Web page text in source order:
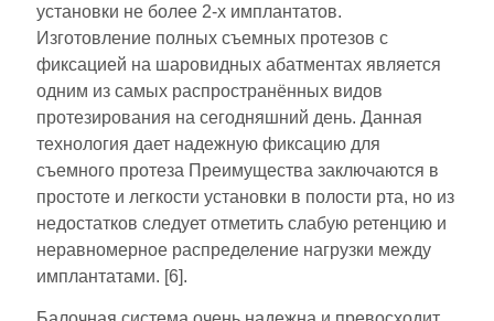
установки не более 2-х имплантатов.
Изготовление полных съемных протезов с
фиксацией на шаровидных абатментах является
одним из самых распространённых видов
протезирования на сегодняшний день. Данная
технология дает надежную фиксацию для
съемного протеза Преимущества заключаются в
простоте и легкости установки в полости рта, но из
недостатков следует отметить слабую ретенцию и
неравномерное распределение нагрузки между
имплантатами. [6].